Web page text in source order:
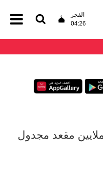
الفجر
04:26
«أو إيه جي»: سجل 4.92 ملايين مقعد مجدول